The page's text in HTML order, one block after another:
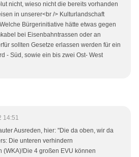
nicht, wieso nicht die bereits vorhanden
in unserer<br /> Kulturlandschaft
Bürgerinitiative hätte etwas gegen
bei Eisenbahntrassen oder an
sollten Gesetze erlassen werden für ein
- Süd, sowie ein bis zwei Ost- West
14:51
Ausreden, hier: "Die da oben, wir da
Die unteren verhindern
(WKA)!Die 4 großen EVU können